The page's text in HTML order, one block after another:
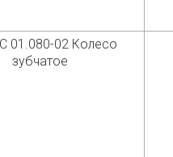
01.080-02 Колесо
зубчатое